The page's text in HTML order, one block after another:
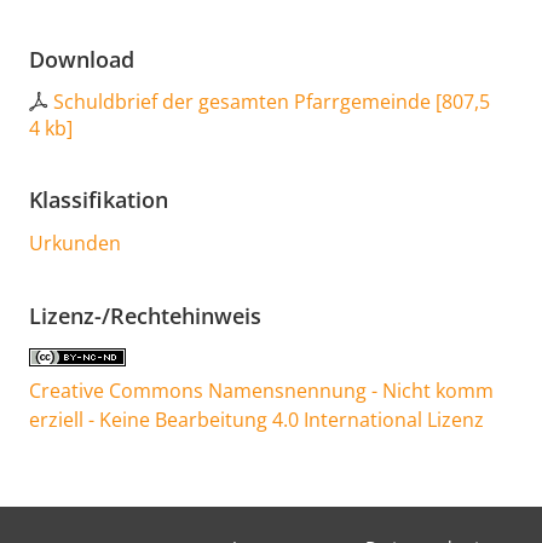
Download
Schuldbrief der gesamten Pfarrgemeinde [807,5
4 kb]
Klassifikation
Urkunden
Lizenz-/Rechtehinweis
Creative Commons Namensnennung - Nicht komm
erziell - Keine Bearbeitung 4.0 International Lizenz